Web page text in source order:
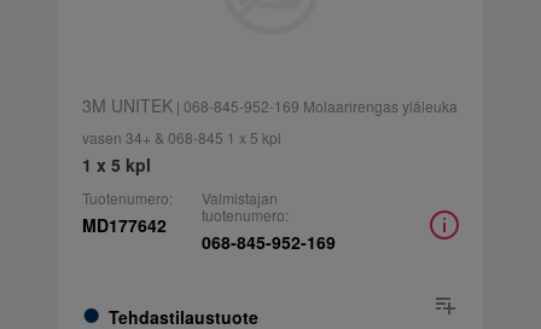
3M UNITEK| 068-845-952-169 Molaarirengas yläleuka
vasen 34+ & 068-845 1 x 5 kpl
1 x 5 kpl
Tuotenumero:
MD177642
Tehdastilaustuote
Valmistajan
tuotenumero:
068-845-952-169